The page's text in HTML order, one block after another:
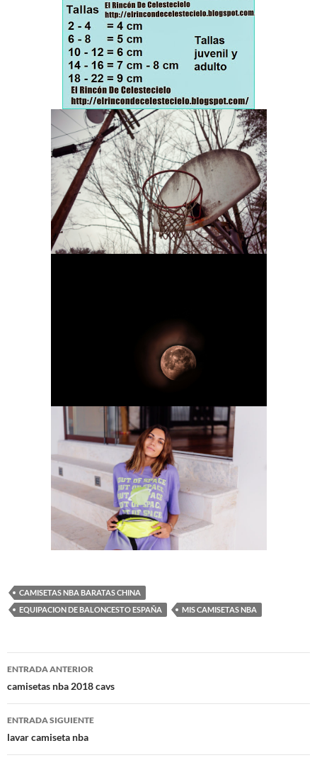
CAMISETAS NBA BARATAS CHINA
EQUIPACION DE BALONCESTO ESPAÑA
MIS CAMISETAS NBA
Navegación
de
entradas
ENTRADA ANTERIOR
camisetas nba 2018 cavs
ENTRADA SIGUIENTE
lavar camiseta nba